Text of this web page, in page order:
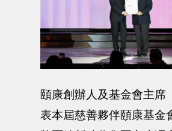
頤康創辦人及基金會主席
表本屆慈善夥伴頤康基金